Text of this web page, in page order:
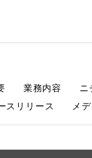
業務内容 ニ
スリリース メ